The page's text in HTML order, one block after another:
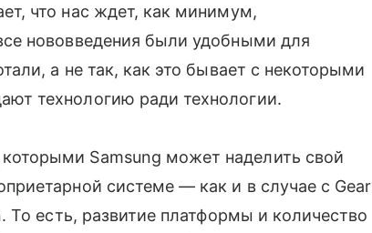
что нас ждет, как минимум,
нововведения были удобными для
а не так, как это бывает с некоторыми
технологию ради технологии.
Samsung может наделить свой
системе — как и в случае с Gear
То есть, развитие платформы и количество